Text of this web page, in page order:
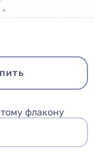
флакону